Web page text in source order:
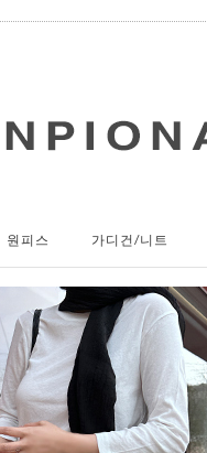
원피스 가디건/니트